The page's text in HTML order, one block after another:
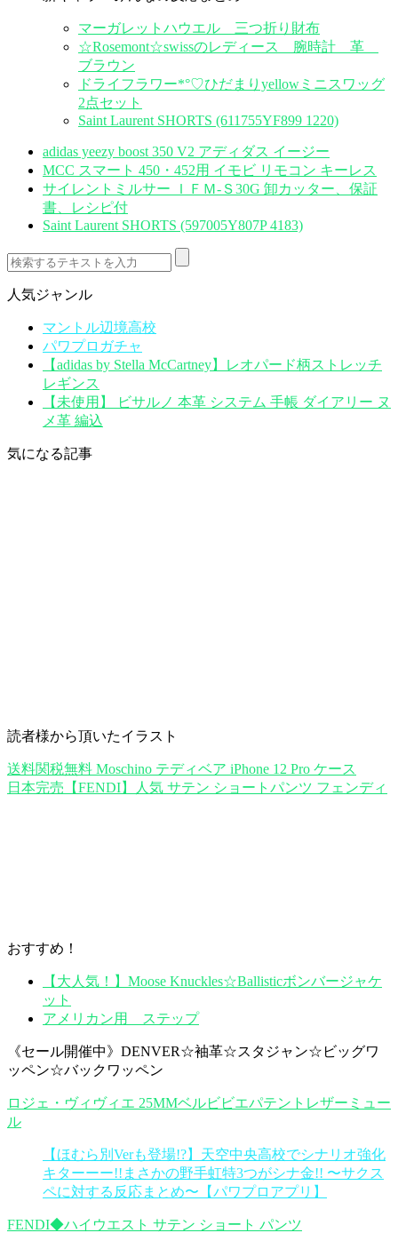
マーガレットハウエル 三つ折り財布
☆Rosemont☆swissのレディース 腕時計 革
ブラウン
ドライフラワー*°♡ひだまりyellowミニスワッグ
2点セット
Saint Laurent SHORTS (611755YF899 1220)
adidas yeezy boost 350 V2 アディダス イージー
MCC スマート 450・452用 イモビ リモコン キーレス
サイレントミルサー ＩＦＭ-Ｓ30G 卸カッター、保証
書、レシピ付
Saint Laurent SHORTS (597005Y807P 4183)
人気ジャンル
マントル辺境高校
パワプロガチャ
【adidas by Stella McCartney】レオパード柄ストレッチ
レギンス
【未使用】 ビサルノ 本革 システム 手帳 ダイアリー ヌ
メ革 編込
気になる記事
読者様から頂いたイラスト
送料関税無料 Moschino テディベア iPhone 12 Pro ケース
日本完売【FENDI】人気 サテン ショートパンツ フェンディ
おすすめ！
【大人気！】Moose Knuckles☆Ballisticボンバージャケ
ット
アメリカン用 ステップ
《セール開催中》DENVER☆袖革☆スタジャン☆ビッグワ
ッペン☆バックワッペン
ロジェ・ヴィヴィエ 25MMベルビビエパテントレザーミュー
ル
【ほむら別Verも登場!?】天空中央高校でシナリオ強化
キターーー!!まさかの野手虹特3つがシナ金!! 〜サクス
ペに対する反応まとめ〜【パワプロアプリ】
FENDI◆ハイウエスト サテン ショート パンツ